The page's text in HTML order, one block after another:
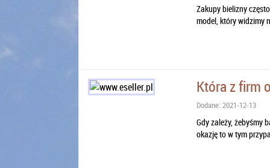
Zakupy bielizny
model, który widzimy
Która z firm
Dodane: 2021-12-13
Gdy zależy, żebyśmy
okazję to w tym